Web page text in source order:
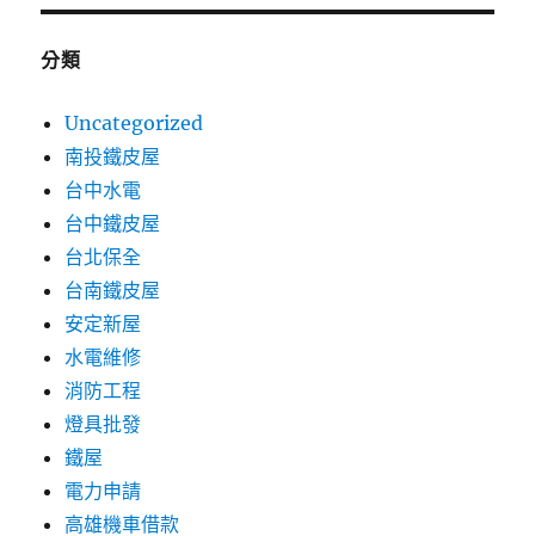
分類
Uncategorized
南投鐵皮屋
台中水電
台中鐵皮屋
台北保全
台南鐵皮屋
安定新屋
水電維修
消防工程
燈具批發
鐵屋
電力申請
高雄機車借款